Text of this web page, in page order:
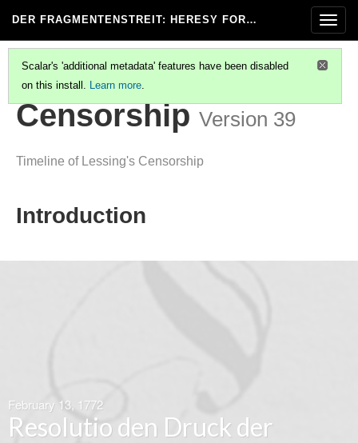
DER FRAGMENTENSTREIT: HERESY FOR…
Scalar's 'additional metadata' features have been disabled
on this install. Learn more.
DER FRAGMENTENSTREIT
Censorship Version 39
Timeline of Lessing's Censorship
Introduction
February 13, 1772
Resolutio den Druck der